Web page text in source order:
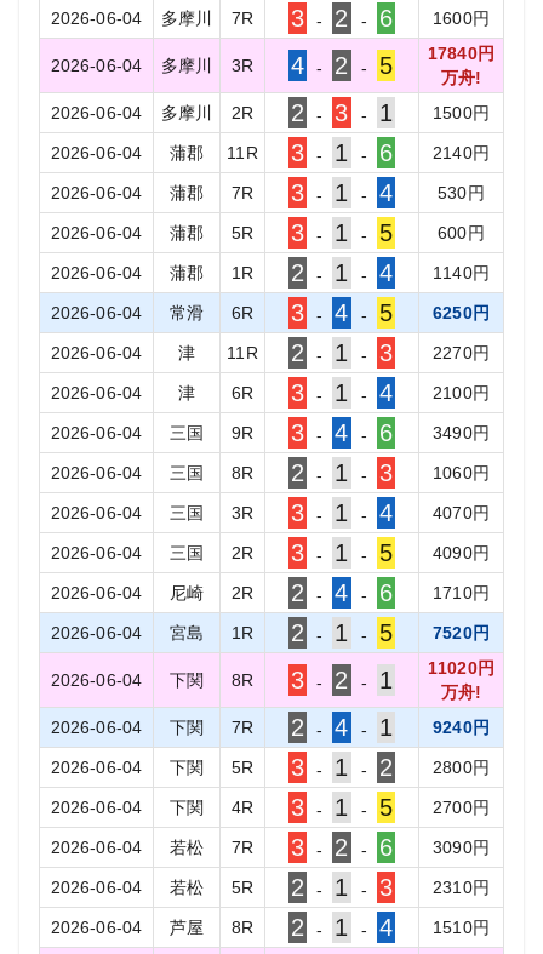
2026-06-04 多摩川 7R 3 - 2 - 6 1600円
2026-06-04 多摩川 3R 4 - 2 - 5 17840円
万舟!
2026-06-04
多摩川 2R 2 - 3 - 1 1500円
2026-06-04 蒲郡 11 R 3 - 1 - 6 2140円
2026-06-04 蒲郡 7R 3 - 1 - 4 530円
2026-06-04 蒲郡 5R 3 - 1 - 5 600円
2026-06-04 蒲郡 1 R 2 - 1 - 4 1140円
2026-06-04 常滑 6R 3 - 4 - 5 6250円
2026-06-04 津 11 R 2 - 1 - 3 2270円
2026-06-04 津 6R 3 - 1 - 4 2100円
2026-06-04 三国 9R 3 - 4 - 6 3490円
2026-06-04 三国 8R 2 - 1 - 3 1060円
2026-06-04 三国 3R 3 - 1 - 4 4070円
2026-06-04 三国 2R 3 - 1 - 5 4090円
2026-06-04 尼崎 2R 2 - 4 - 6 1710円
2026-06-04 宮島 1 R 2 - 1 - 5 7520円
2026-06-04 下関 8R 3 - 2 - 1 11020円
万舟!
2026-06-04
下関 7R 2 - 4 - 1 9240円
2026-06-04 下関 5R 3 - 1 - 2 2800円
2026-06-04 下関 4R 3 - 1 - 5 2700円
2026-06-04 若松 7R 3 - 2 - 6 3090円
2026-06-04 若松 5R 2 - 1 - 3 2310円
2026-06-04 芦屋 8R 2 - 1 - 4 1510円